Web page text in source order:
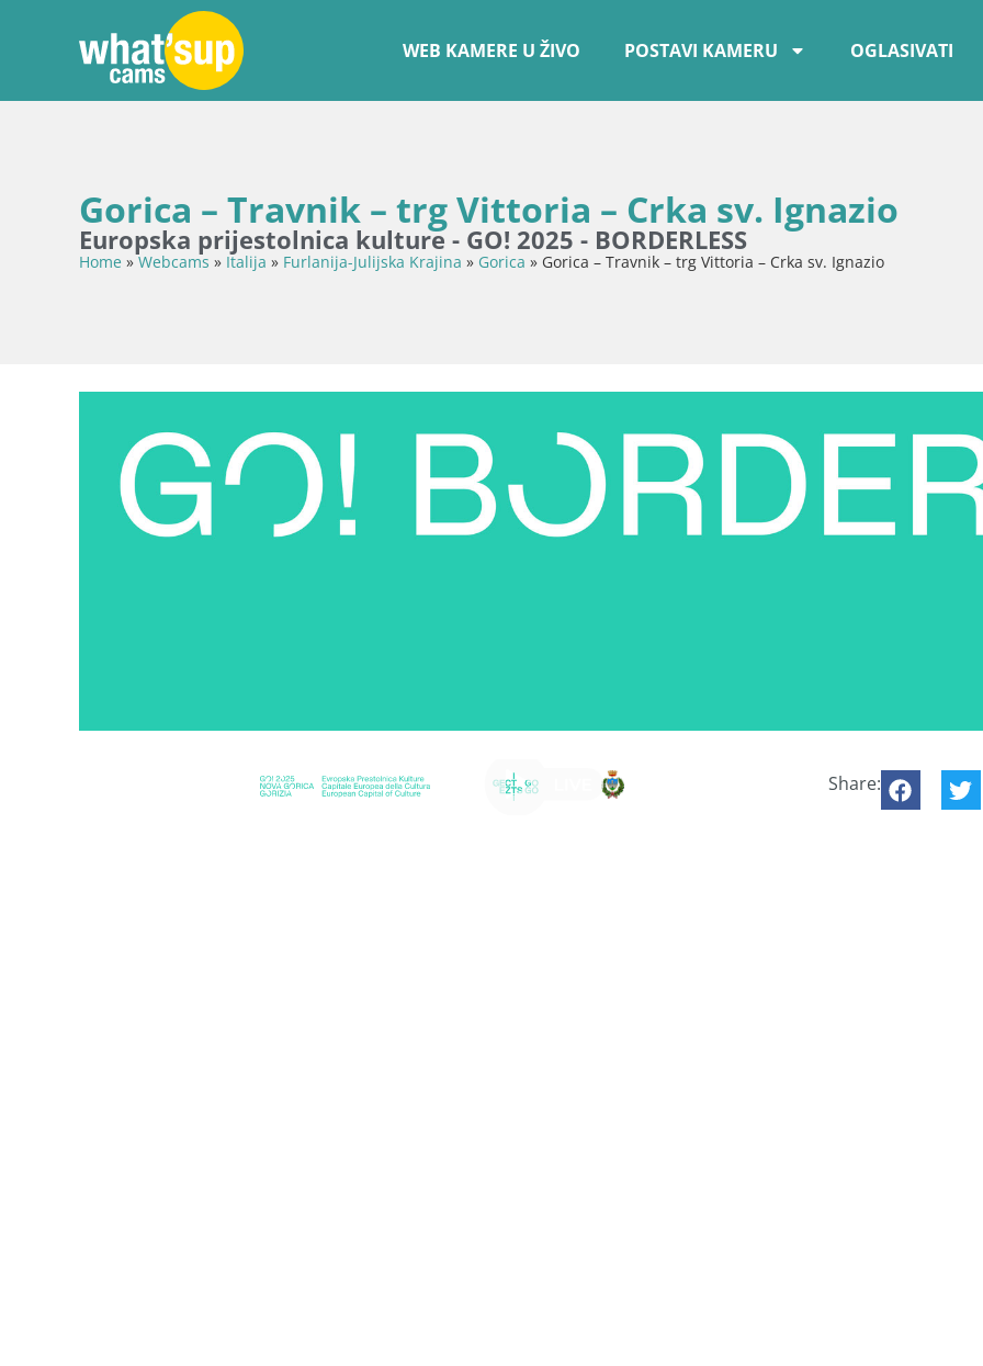
WEB KAMERE U ŽIVO POSTAVI KAMERU OGLASIVATI
Gorica – Travnik – trg Vittoria – Crka sv. Ignazio
Europska prijestolnica kulture - GO! 2025 - BORDERLESS
Home »Webcams » Italija » Furlanija-Julijska Krajina » Gorica » Gorica – Travnik – trg Vittoria – Crka sv. Ignazio
Share: